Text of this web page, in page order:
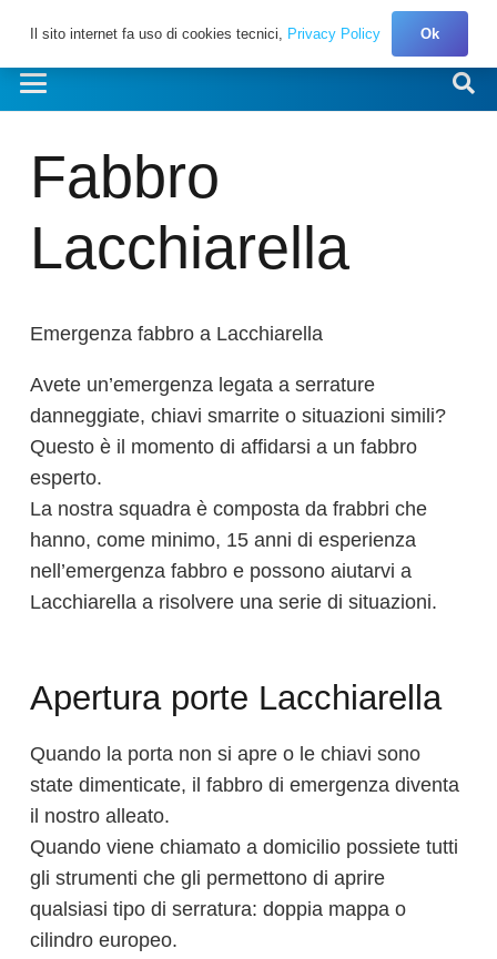
Fabbro
Lacchiarella
Emergenza fabbro a Lacchiarella
Avete un’emergenza legata a serrature
danneggiate, chiavi smarrite o situazioni simili?
Questo è il momento di affidarsi a un fabbro
esperto.
La nostra squadra è composta da frabbri che
hanno, come minimo, 15 anni di esperienza
nell’emergenza fabbro e possono aiutarvi a
Lacchiarella a risolvere una serie di situazioni.
Apertura porte Lacchiarella
Quando la porta non si apre o le chiavi sono
state dimenticate, il fabbro di emergenza diventa
il nostro alleato.
Quando viene chiamato a domicilio possiete tutti
gli strumenti che gli permettono di aprire
qualsiasi tipo di serratura: doppia mappa o
cilindro europeo.
Il sito internet fa uso di cookies tecnici, Privacy Policy Ok